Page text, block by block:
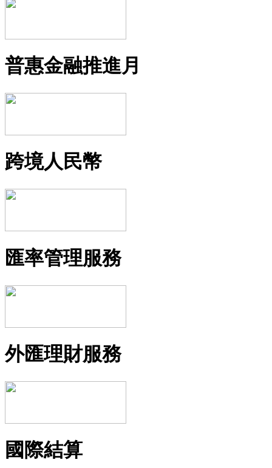
普惠金融推進月
跨境人民幣
匯率管理服務
外匯理財服務
國際結算